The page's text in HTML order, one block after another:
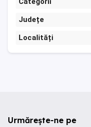
Județe
Localități
Urmărește-ne pe